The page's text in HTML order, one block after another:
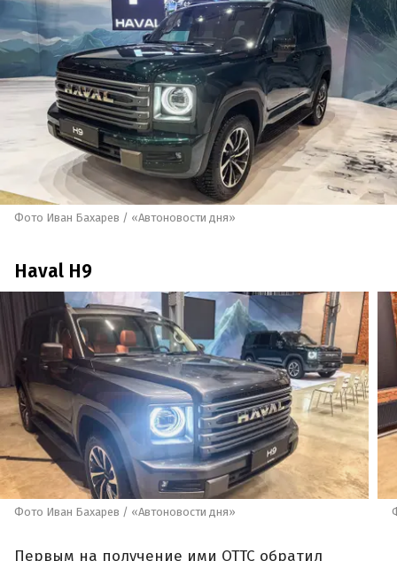
Фото Иван Бахарев / «Автоновости дня»
Haval H9
Фото Иван Бахарев / «Автоновости дня»
Первым на получение ими ОТТС обратил